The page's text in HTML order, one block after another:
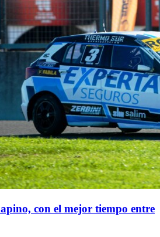
con el mejor tiempo entre